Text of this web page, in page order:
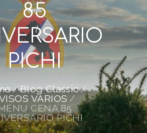
85
PICHI
Blog Classic
VARIOS
CENA 85
PICHI